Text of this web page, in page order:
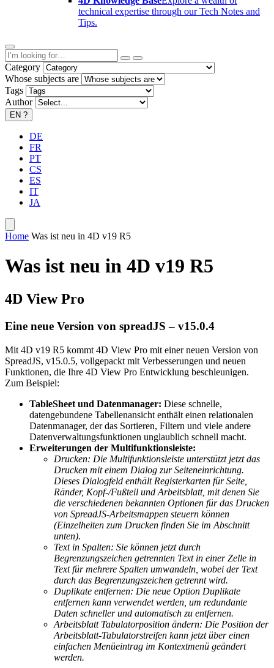
technical expertise through our Tech Notes and
Tips.
Category
Whose subjects are
Tags
Author
EN ?
DE
FR
PT
CS
ES
IT
JA
Home Was ist neu in 4D v19 R5
Was ist neu in 4D v19 R5
4D View Pro
Eine neue Version von spreadJS – v15.0.4
Mit 4D v19 R5 kommt 4D View Pro mit einer neuen Version von
SpreadJS, v15.0.5, vollgepackt mit Verbesserungen und neuen
Funktionen, die Ihre 4D View Pro Entwicklung beschleunigen.
Zum Beispiel:
TableSheet und Datenmanager: Diese schnelle,
datengebundene Tabellenansicht enthält einen relationalen
Datenmanager, der das Sortieren, Filtern und viele andere
Datenverwaltungsfunktionen unglaublich schnell macht.
Erweiterungen der Multifunktionsleiste:
Drucken: Die Multifunktionsleiste unterstützt jetzt das
Drucken mit einem Dialog zur Seiteneinrichtung.
Dieses Dialogfeld enthält Registerkarten für Seite,
Ränder, Kopf-/Fußteil und Arbeitsblatt, mit denen Sie
die verschiedenen bekannten Optionen für das Drucken
von SpreadJS-Arbeitsmappen steuern können
(Einzelheiten zum Drucken finden Sie im Abschnitt
unten).
Text in Spalten: Sie können jetzt durch
Begrenzungszeichen getrennten Text in einer Zelle in
Text für mehrere Spalten umwandeln, wobei der Text
durch das Begrenzungszeichen getrennt wird.
Duplikate entfernen: Die neue Option Duplikate
entfernen kann verwendet werden, um redundante
Daten schneller und automatisch zu entfernen.
Arbeitsblatt Tabulatorposition ändern: Die Position der
Arbeitsblatt-Tabulatorstreifen kann jetzt über einen
einfachen Menüeintrag im Kontextmenü geändert
werden.